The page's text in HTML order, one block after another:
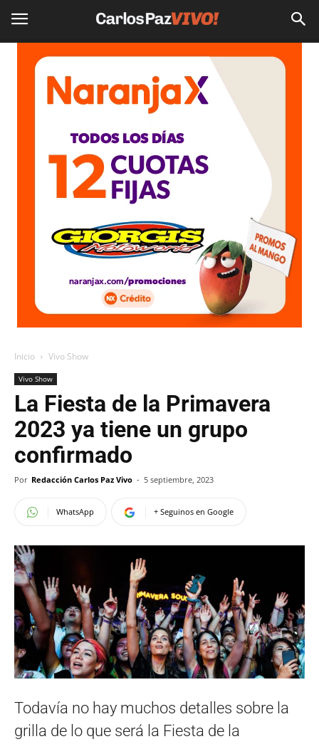
Inicio Vivo Show
Vivo Show
La Fiesta de la Primavera
2023 ya tiene un grupo
confirmado
Por Redacción Carlos Paz Vivo - 5 septiembre, 2023
WhatsApp + Seguinos en Google
Todavía no hay muchos detalles sobre la
grilla de lo que será la Fiesta de la